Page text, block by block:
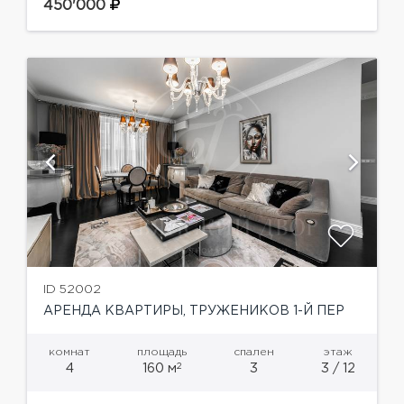
выделенной зоной кабинета, кухня, две
450'000
ID 52002
АРЕНДА КВАРТИРЫ, ТРУЖЕНИКОВ 1-Й ПЕР
комнат
4
площадь
160 м2
спален
3
этаж
3 / 12